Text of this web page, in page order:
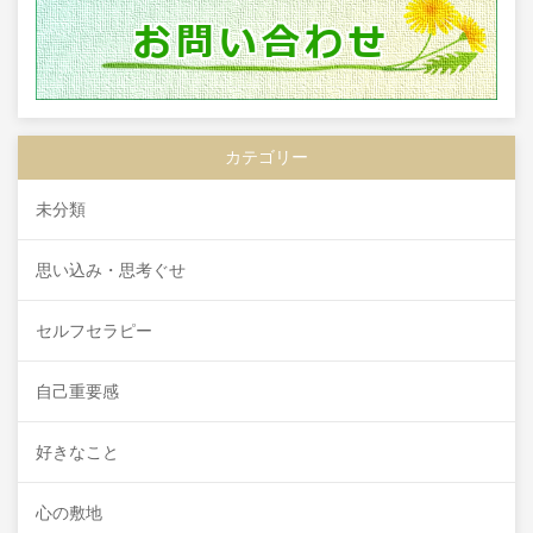
カテゴリー
未分類
思い込み・思考ぐせ
セルフセラピー
自己重要感
好きなこと
心の敷地